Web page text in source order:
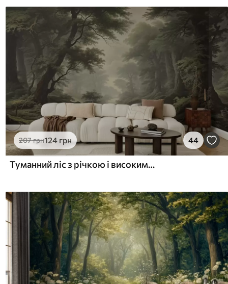
207грн124 грн 44
Туманний ліс з річкою і високими старовинними деревами